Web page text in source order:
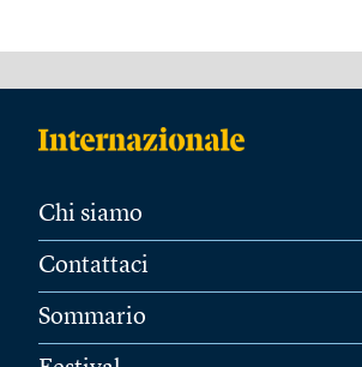
Chi siamo
Contattaci
Sommario